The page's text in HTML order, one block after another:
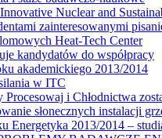
Nuclear and
zainteresowanymi
Heat-Tech Center
kandydatów do współpracy
akademickiego 2013/2014
w ITC
Procesowaj i Chłodnictwa
słonecznych instalacji
Energetyka 2013/2014 –